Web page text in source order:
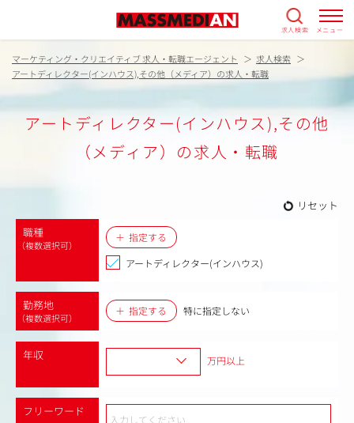
求人検索 メニュー
マーケティング・クリエイティブ 求人・転職エージェント
求人検索
アートディレクター(インハウス),その他（メディア）の求人・転職
アートディレクター(インハウス),その他
（メディア）の求人・転職
リセット
職種
（複数選択可）
指定する
アートディレクター(インハウス)
勤務地
（複数選択可）
指定する 特に指定しない
年収 万円以上
フリーワード